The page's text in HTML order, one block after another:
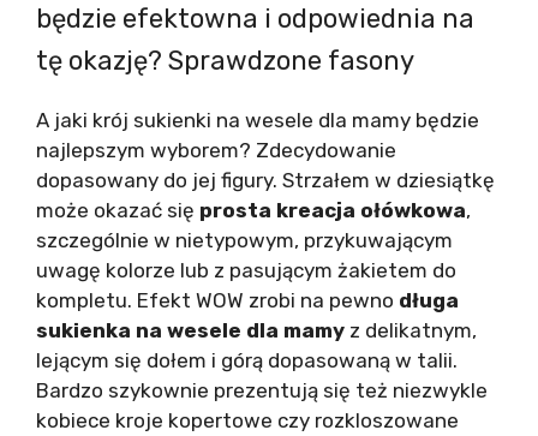
będzie efektowna i odpowiednia na
tę okazję? Sprawdzone fasony
A jaki krój sukienki na wesele dla mamy będzie
najlepszym wyborem? Zdecydowanie
dopasowany do jej figury. Strzałem w dziesiątkę
może okazać się prosta kreacja ołówkowa,
szczególnie w nietypowym, przykuwającym
uwagę kolorze lub z pasującym żakietem do
kompletu. Efekt WOW zrobi na pewno długa
sukienka na wesele dla mamy z delikatnym,
lejącym się dołem i górą dopasowaną w talii.
Bardzo szykownie prezentują się też niezwykle
kobiece kroje kopertowe czy rozkloszowane